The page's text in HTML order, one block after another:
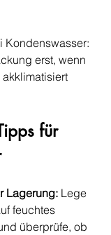
Kondenswasser:
erst, wenn
für
Lagerung: Lege
feuchtes
überprüfe, ob